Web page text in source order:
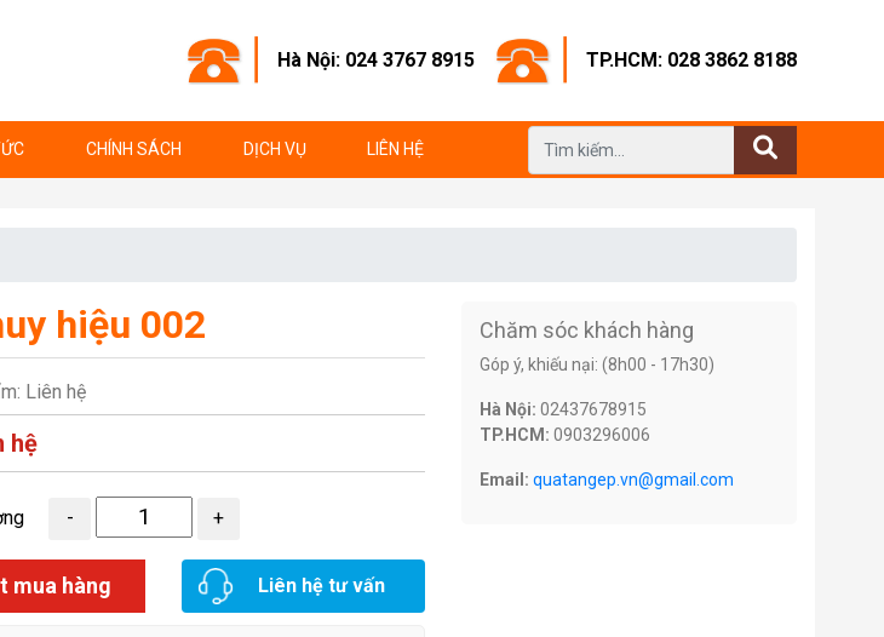
Hà Nội: 024 3767 8915 TP.HCM: 028 3862 8188
CHÍNH SÁCH DỊCH VỤ LIÊN HỆ
hiệu 002
Liên hệ
hệ
mua hàng Liên hệ tư vấn
Chăm sóc khách hàng
Góp ý, khiếu nại: (8h00 - 17h30)
Hà Nội: 02437678915
TP.HCM: 0903296006
Email: quatangep.vn@gmail.com